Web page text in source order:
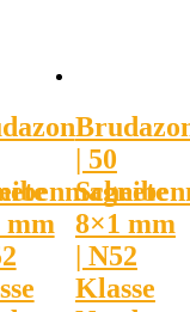
mm
| 50
8×1 mm
| N52
Klasse